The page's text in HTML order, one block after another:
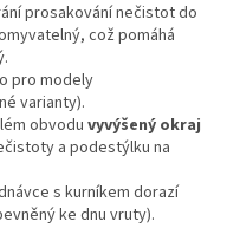
prosakování nečistot do
což pomáhá
pro modely
varianty).
obvoduvyvýšený okraj
a podestýlku na
s kurníkem dorazí
ke dnu vruty).